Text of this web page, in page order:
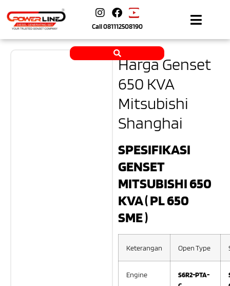
Call081112508190
Harga Genset
650 KVA
Mitsubishi
Shanghai
SPESIFIKASI
GENSET
MITSUBISHI 650
KVA ( PL 650
SME )
Keterangan Open Type
Engine
S6R2-PTA-